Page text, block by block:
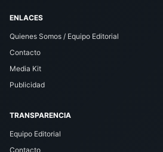
ENLACES
Quienes Somos / Equipo Editorial
Contacto
Media Kit
Publicidad
TRANSPARENCIA
Equipo Editorial
Contacto